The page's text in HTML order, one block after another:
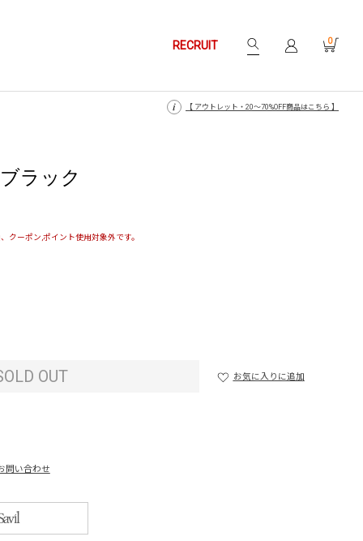
RECRUIT 0
【 月〜金14時、土日祝12時までにご注文で当日発送・発送無休 】
【 アウトレット・20〜70%OFF商品はこちら 】
【 月〜金14時、土日祝12時までにご注文で当日発送・発送無休 】
【 アウトレット・20〜70%OFF商品はこちら 】
ブラック
クーポン,ポイント使用対象外です。
OUT お気に入りに追加
問い合わせ